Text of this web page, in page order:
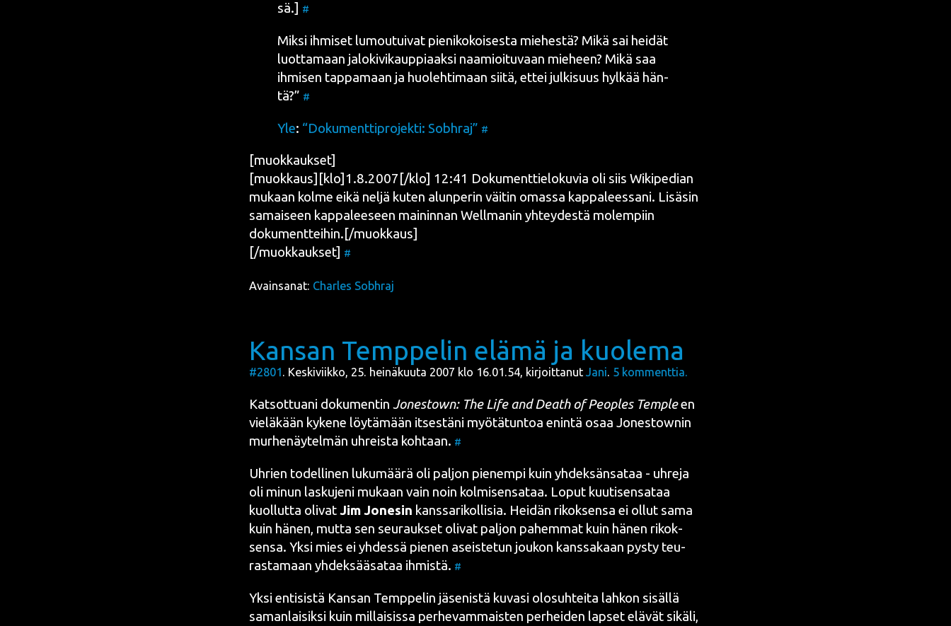
sä.] #
Mik­si ihmi­set lumou­tui­vat pie­ni­ko­koi­ses­ta mie­hes­tä? Mikä sai hei­dät
luot­ta­maan jalo­ki­vi­kaup­pi­aak­si naa­mioi­tu­vaan mie­heen? Mikä saa
ihmi­sen tap­pa­maan ja huo­leh­ti­maan sii­tä, ettei jul­ki­suus hyl­kää hän­
tä?” #
Yle: “Doku­ment­ti­pro­jek­ti: Sobh­raj” #
[muok­kauk­set]
[muokkaus][klo]1.8.2007[/klo] 12:41 Doku­ment­tie­lo­ku­via oli siis Wiki­pe­dian
mukaan kol­me eikä nel­jä kuten alun­pe­rin väi­tin omas­sa kap­pa­lees­sa­ni. Lisä­sin
samai­seen kap­pa­lee­seen mai­nin­nan Well­ma­nin yhtey­des­tä molem­piin
dokumentteihin.[/muokkaus]
[/muokkaukset] #
Avainsanat: Charles Sobhraj
Kansan Temppelin elämä ja kuolema
#2801. Keskiviikko, 25. heinäkuuta 2007 klo 16.01.54, kirjoittanut Jani. 5 kommenttia.
Kat­sot­tua­ni doku­men­tin Jones­town: The Life and Death of Peoples Templeen
vie­lä­kään kyke­ne löy­tä­mään itses­tä­ni myö­tä­tun­toa enin­tä osaa Jones­townin
mur­he­näy­tel­män uhreis­ta koh­taan. #
Uhrien todel­li­nen luku­mää­rä oli pal­jon pie­nem­pi kuin yhdek­sän­sa­taa - uhre­ja
oli minun las­ku­je­ni mukaan vain noin kol­mi­sen­sa­taa. Loput kuu­ti­sen­sa­taa
kuol­lut­ta oli­vatJim Jonesin kans­sa­ri­kol­li­sia. Hei­dän rikok­sen­sa ei ollut sama
kuin hänen, mut­ta sen seu­rauk­set oli­vat pal­jon pahem­mat kuin hänen rikok­
sen­sa. Yksi mies ei yhdes­sä pie­nen aseis­te­tun jou­kon kans­sa­kaan pys­ty teu­
ras­ta­maan yhdek­sää­sa­taa ihmis­tä. #
Yksi enti­sis­tä Kan­san Temp­pe­lin jäse­nis­tä kuva­si olo­suh­tei­ta lah­kon sisäl­lä
saman­lai­sik­si kuin mil­lai­sis­sa per­he­vam­mais­ten per­hei­den lap­set elä­vät sikä­li,